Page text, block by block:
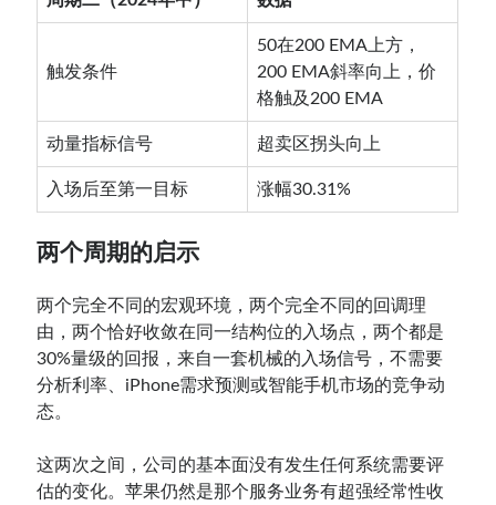
触发条件
50在200 EMA上方，
200 EMA斜率向上，价
格触及200 EMA
动量指标信号 超卖区拐头向上
入场后至第一目标 涨幅30.31%
两个周期的启示
两个完全不同的宏观环境，两个完全不同的回调理
由，两个恰好收敛在同一结构位的入场点，两个都是
30%量级的回报，来自一套机械的入场信号，不需要
分析利率、iPhone需求预测或智能手机市场的竞争动
态。
这两次之间，公司的基本面没有发生任何系统需要评
估的变化。苹果仍然是那个服务业务有超强经常性收